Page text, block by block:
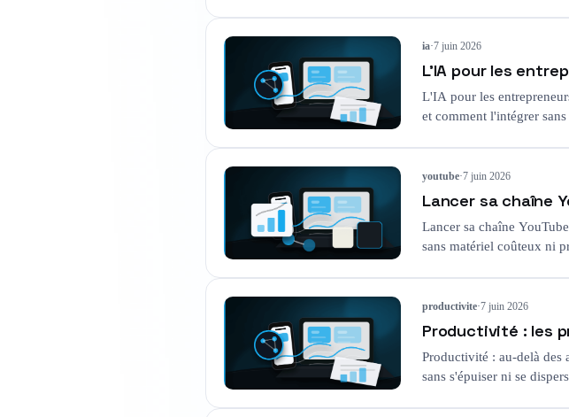
ia·7 juin 2026
L'IA pour les
L'IA pour les
et comment l'intégrer
youtube·7 juin 2026
Lancer sa chaîne
Lancer sa chaîne
sans matériel coûteux ni
productivite·7 juin 2026
Productivité : les
Productivité : au-delà des
sans s'épuiser ni se